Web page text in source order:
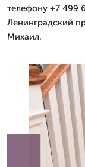
телефону +7 499
Ленинградский
Михаил.